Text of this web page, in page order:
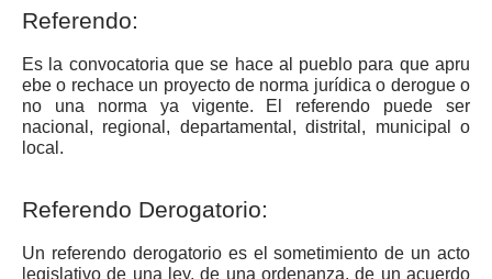
Referendo:
Es la convocatoria que se hace al pueblo para que apru​
ebe o rechace un proyecto de norma jurídica o derogue o
no una norma ya vigente. El referendo puede ser
nacional, regional, departamental, distrital, municipal o
local.
Referendo Derogatorio:
Un referendo derogatorio es el sometimiento de un acto
legislativo de una ley, de una ordenanza, de un acuerdo